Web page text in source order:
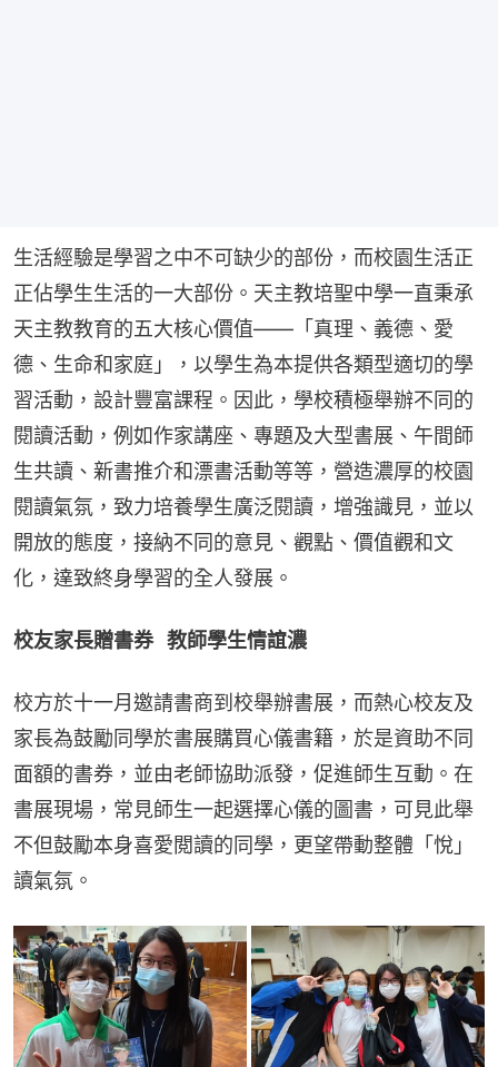
生活經驗是學習之中不可缺少的部份，而校園生活正
正佔學生生活的一大部份。天主教培聖中學一直秉承
天主教教育的五大核心價值——「真理、義德、愛
德、生命和家庭」，以學生為本提供各類型適切的學
習活動，設計豐富課程。因此，學校積極舉辦不同的
閱讀活動，例如作家講座、專題及大型書展、午間師
生共讀、新書推介和漂書活動等等，營造濃厚的校園
閱讀氣氛，致力培養學生廣泛閱讀，增強識見，並以
開放的態度，接納不同的意見、觀點、價值觀和文
化，達致終身學習的全人發展。
校友家長贈書券   教師學生情誼濃
校方於十一月邀請書商到校舉辦書展，而熱心校友及
家長為鼓勵同學於書展購買心儀書籍，於是資助不同
面額的書券，並由老師協助派發，促進師生互動。在
書展現場，常見師生一起選擇心儀的圖書，可見此舉
不但鼓勵本身喜愛閲讀的同學，更望帶動整體「悅」
讀氣氛。